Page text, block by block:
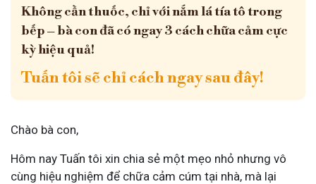
Không cần thuốc, chỉ với nắm lá tía tô trong
bếp – bà con đã có ngay 3 cách chữa cảm cực
kỳ hiệu quả!
Tuấn tôi sẽ chỉ cách ngay sau đây!
Chào bà con,
Hôm nay Tuấn tôi xin chia sẻ một mẹo nhỏ nhưng vô
cùng hiệu nghiệm để chữa cảm cúm tại nhà, mà lại